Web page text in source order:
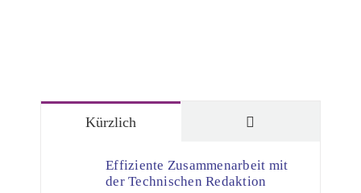
Kürzlich
Effiziente Zusammenarbeit mit
der Technischen Redaktion